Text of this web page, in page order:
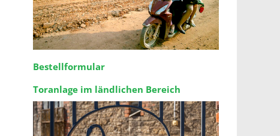
Bestellformular
Toranlage im ländlichen Bereich